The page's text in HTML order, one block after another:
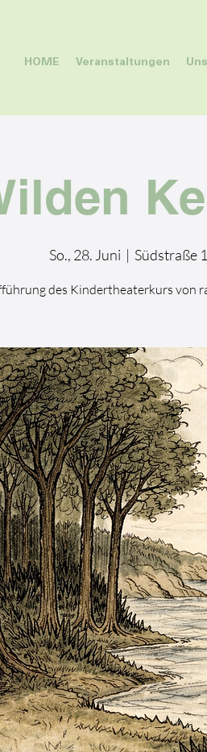
HOME Veranstaltungen
So., 28. Juni
  |
Südstraße
des Kindertheaterkurs von